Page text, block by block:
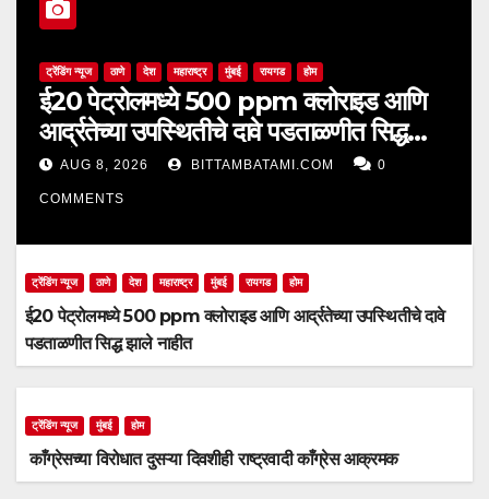
ट्रेंडिंग न्यूज ठाणे देश महाराष्ट्र मुंबई रायगड होम
ई20 पेट्रोलमध्ये 500 ppm क्लोराइड आणि
आर्द्रतेच्या उपस्थितीचे दावे पडताळणीत सिद्ध
झाले नाहीत
AUG 8, 2026 BITTAMBATAMI.COM 0
COMMENTS
ट्रेंडिंग न्यूज ठाणे देश महाराष्ट्र मुंबई रायगड होम
ई20 पेट्रोलमध्ये 500 ppm क्लोराइड आणि आर्द्रतेच्या उपस्थितीचे दावे
पडताळणीत सिद्ध झाले नाहीत
ट्रेंडिंग न्यूज मुंबई होम
काँग्रेसच्या विरोधात दुसऱ्या दिवशीही राष्ट्रवादी काँग्रेस आक्रमक